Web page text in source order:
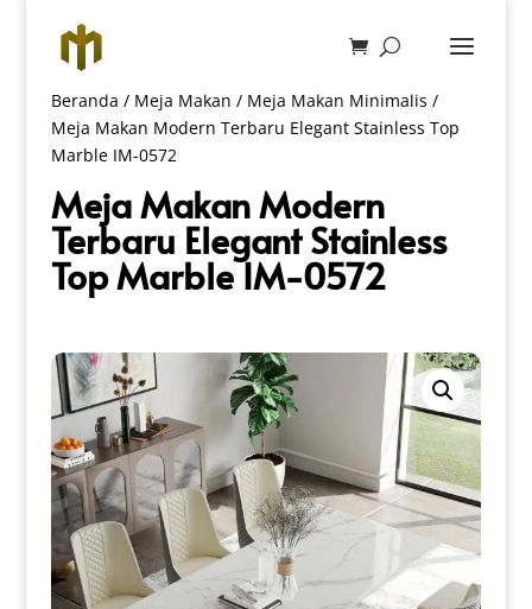
Beranda / Meja Makan / Meja Makan Minimalis /
Meja Makan Modern Terbaru Elegant Stainless Top
Marble IM-0572
Meja Makan Modern
Terbaru Elegant Stainless
Top Marble IM-0572